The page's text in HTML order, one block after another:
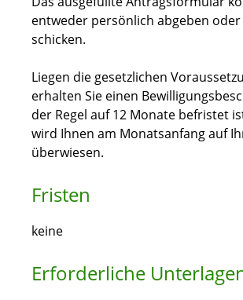
entweder persönlich abgeben
schicken.
Liegen die gesetzlichen
erhalten Sie einen
der Regel auf 12 Monate befristet
wird Ihnen am Monatsanfang auf
überwiesen.
Fristen
keine
Erforderliche